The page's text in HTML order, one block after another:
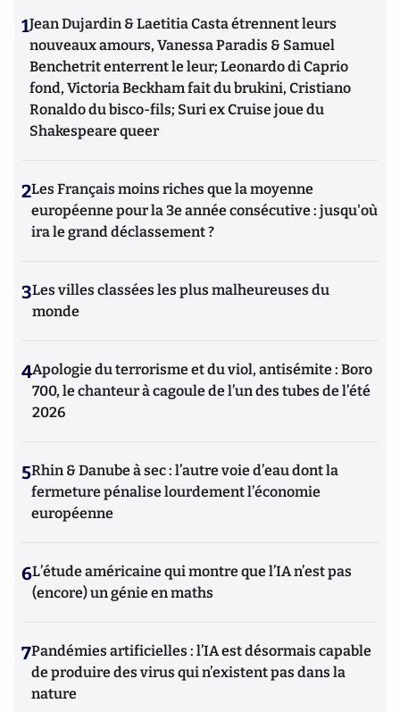
1Jean Dujardin & Laetitia Casta étrennent leurs
nouveaux amours, Vanessa Paradis & Samuel
Benchetrit enterrent le leur; Leonardo di Caprio
fond, Victoria Beckham fait du brukini, Cristiano
Ronaldo du bisco-fils; Suri ex Cruise joue du
Shakespeare queer
2Les Français moins riches que la moyenne
européenne pour la 3e année consécutive : jusqu'où
ira le grand déclassement ?
3Les villes classées les plus malheureuses du
monde
4Apologie du terrorisme et du viol, antisémite : Boro
700, le chanteur à cagoule de l’un des tubes de l’été
2026
5Rhin & Danube à sec : l’autre voie d’eau dont la
fermeture pénalise lourdement l’économie
européenne
6L’étude américaine qui montre que l’IA n’est pas
(encore) un génie en maths
7Pandémies artificielles : l’IA est désormais capable
de produire des virus qui n’existent pas dans la
nature